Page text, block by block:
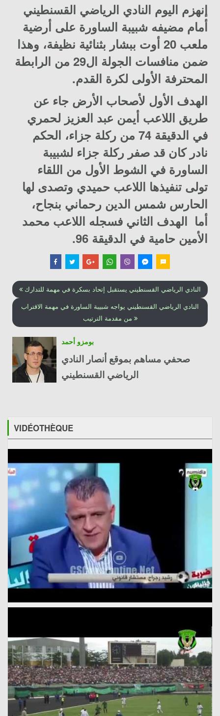
إنهزم اليوم النادي الرياضي القسنطيني
أمام مضيفه شبيبة الساورة على أرضية
ملعب 20 أوت ببشار بثنائية نظيفة، وهذا
ضمن منافسات الجولة ال29 من الرابطة
المحترفة الأولى لكرة القدم.
الهدف الأول لأصحاب الأرض جاء عن
طريق اللاعب أيمن عبد العزيز لحمري
في الدقيقة 74 من ركلة جزاء، الحكم
نادر كان قد صفر ركلة جزاء لشبيبة
الساورة في الشوط الأول من اللقاء
تولى تنفيذها اللاعب حميدي وتصدى لها
الحارس شمس الدين رحماني بنجاح،
أما الهدف الثاني فسجله اللاعب محمد
الأمين حامية في الدقيقة 96.
النادي الرياضي القسنطيني يستقبل إتحاد بسكرة في مهمة للتدارك
النادي الرياضي القسنطيني يواجه شبيبة الساورة في مهمة الاقتراب
من مقدمة الترتيب
بومزو أحمد
صحفي مساهم بموقع أنصار النادي
الرياضي القسنطيني
VIDÉOTHÈQUE